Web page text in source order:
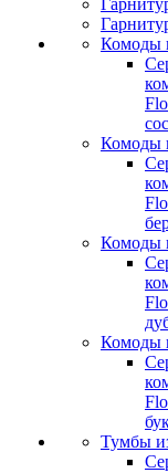
Комоды
Комоды
Комоды
Комоды
Тумбы